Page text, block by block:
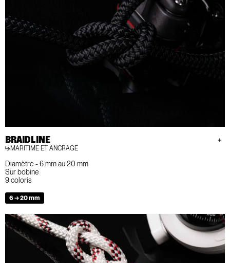
BRAIDLINE
MARITIME ET ANCRAGE
Diamètre - 6 mm au 20 mm
Sur bobine
9 coloris
6 → 20 mm